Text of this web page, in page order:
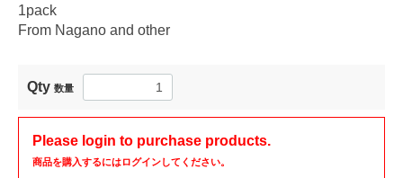
1pack
From Nagano and other
Qty 数量
Please login to purchase products.
商品を購入するにはログインしてください。